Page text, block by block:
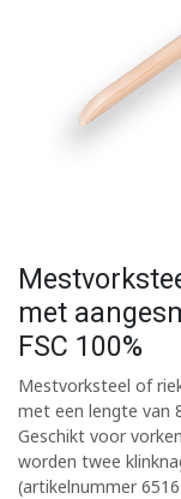
met
FSC 100%
Mestvorksteel of
met een lengte van
Geschikt voor
worden twee
(artikelnummer